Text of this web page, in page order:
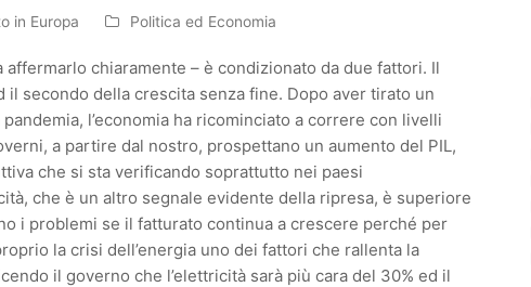
in Europa Politica ed Economia
chiaramente – è condizionato da due fattori. Il
secondo della crescita senza fine. Dopo aver tirato un
l’economia ha ricominciato a correre con livelli
a partire dal nostro, prospettano un aumento del PIL,
che si sta verificando soprattutto nei paesi
che è un altro segnale evidente della ripresa, è superiore
i problemi se il fatturato continua a crescere perché per
la crisi dell’energia uno dei fattori che rallenta la
il governo che l’elettricità sarà più cara del 30% ed il